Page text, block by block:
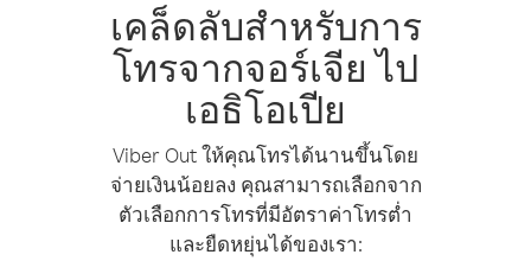
เคล็ดลับสำหรับการ
โทรจากจอร์เจีย ไป
เอธิโอเปีย
Viber Out ให้คุณโทรได้นานขึ้นโดย
จ่ายเงินน้อยลง คุณสามารถเลือกจาก
ตัวเลือกการโทรที่มีอัตราค่าโทรต่ำ
และยืดหยุ่นได้ของเรา: